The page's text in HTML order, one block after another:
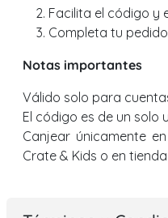
Facilita el código y
Completa tu
Notas importantes
Válido solo para
El código es de un solo
Canjear únicamente
Crate & Kids o en